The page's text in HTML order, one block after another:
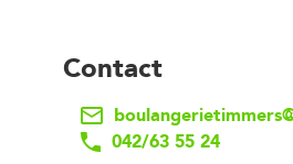
Contact
042/63 55 24